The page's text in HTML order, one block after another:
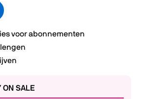
voor abonnementen
ON SALE